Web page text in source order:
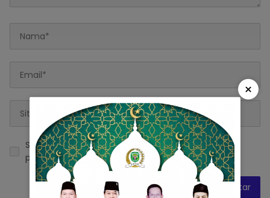
Simpan nama, email, dan situs web saya pada
peramban ini untuk komentar saya berikutnya.
×